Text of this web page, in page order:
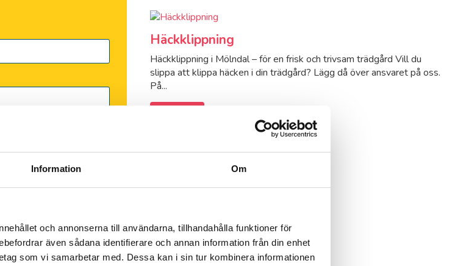
Information Om
och annonserna till användarna, tillhandahålla funktioner för
även sådana identifierare och annan information från din enhet
som vi samarbetar med. Dessa kan i sin tur kombinera informationen
Häckklippning
Häckklippning i Mölndal – för en frisk och trivsam trädgård Vill du
slippa att klippa häcken i din trädgård? Lägg då över ansvaret på oss.
På...